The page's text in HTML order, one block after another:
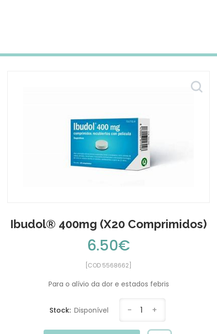
Ibudol® 400mg (x20 Comprimidos)
6.50€
[COD 5568662]
Para o alívio da dor e estados febris
Stock: Disponível - 1 +